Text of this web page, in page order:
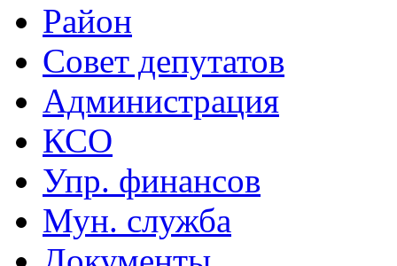
Район
Совет депутатов
Администрация
КСО
Упр. финансов
Мун. служба